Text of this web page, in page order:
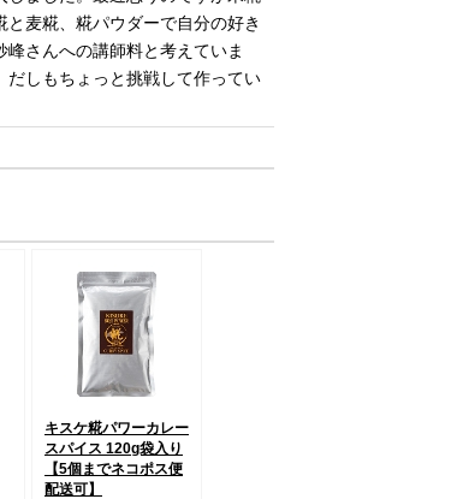
麦糀、糀パウダーで自分の好き
さんへの講師料と考えていま
しもちょっと挑戦して作ってい
キスケ糀パワーカレー
スパイス 120g袋入り
【5個までネコポス便
配送可】